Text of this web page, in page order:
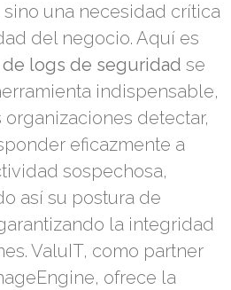
una necesidad crítica
del negocio. Aquí es
de logs de seguridad se
indispensable,
detectar,
eficazmente a
sospechosa,
así su postura de
la integridad
ValuIT, como partner
ofrece la